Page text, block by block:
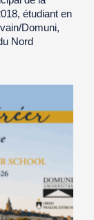
étudiant en
Domuni,
Nord